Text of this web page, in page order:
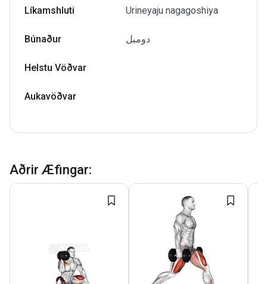
Líkamshluti Urineyaju nagagoshiya
Búnaður دومبل
Helstu Vöðvar
Aukavöðvar
Aðrir Æfingar: